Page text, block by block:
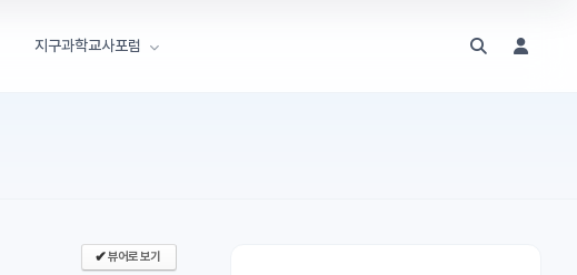
지구과학교사포럼
✔뷰어로 보기